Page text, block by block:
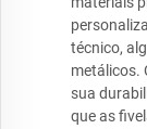
técnico,
metálicos.
sua
que as